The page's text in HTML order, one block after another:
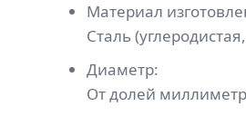
Материал
Сталь
Диаметр:
От долей